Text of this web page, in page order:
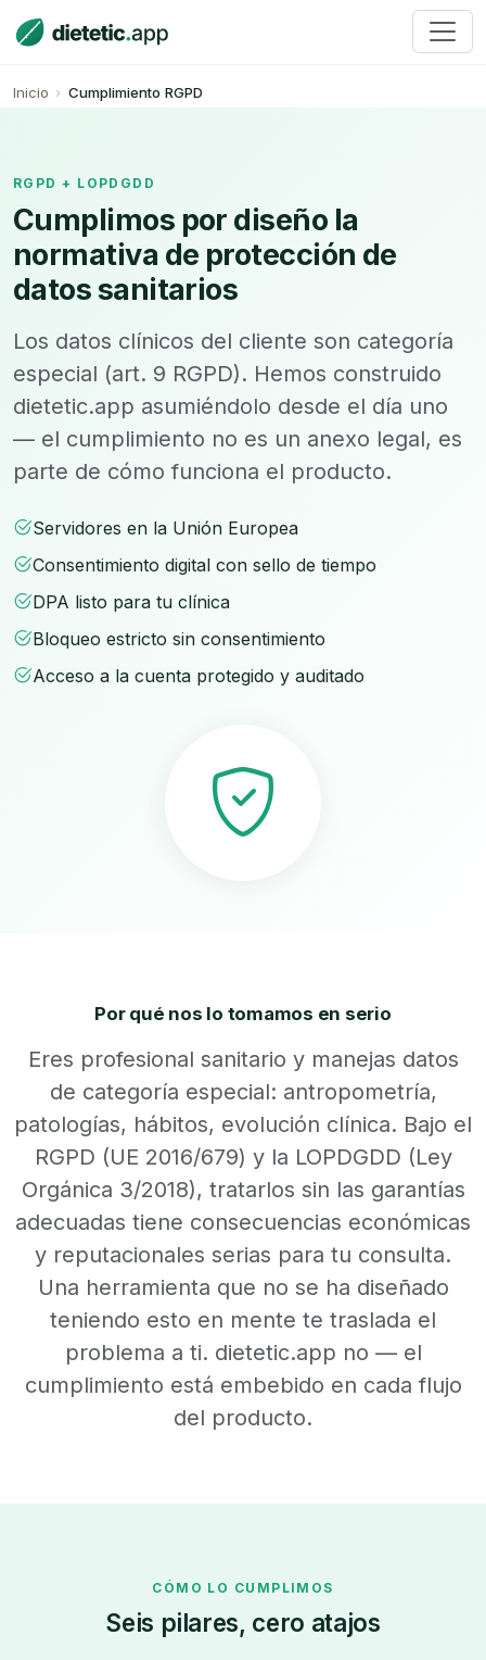
Inicio Cumplimiento RGPD
RGPD + LOPDGDD
Cumplimos por diseño la
normativa de protección de
datos sanitarios
Los datos clínicos del cliente son categoría
especial (art. 9 RGPD). Hemos construido
dietetic.app asumiéndolo desde el día uno
— el cumplimiento no es un anexo legal, es
parte de cómo funciona el producto.
Servidores en la Unión Europea
Consentimiento digital con sello de tiempo
DPA listo para tu clínica
Bloqueo estricto sin consentimiento
Acceso a la cuenta protegido y auditado
Por qué nos lo tomamos en serio
Eres profesional sanitario y manejas datos
de categoría especial: antropometría,
patologías, hábitos, evolución clínica. Bajo el
RGPD (UE 2016/679) y la LOPDGDD (Ley
Orgánica 3/2018), tratarlos sin las garantías
adecuadas tiene consecuencias económicas
y reputacionales serias para tu consulta.
Una herramienta que no se ha diseñado
teniendo esto en mente te traslada el
problema a ti. dietetic.app no — el
cumplimiento está embebido en cada flujo
del producto.
CÓMO LO CUMPLIMOS
Seis pilares, cero atajos